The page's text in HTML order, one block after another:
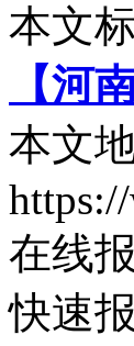
本文
【河
本文
在线
快速